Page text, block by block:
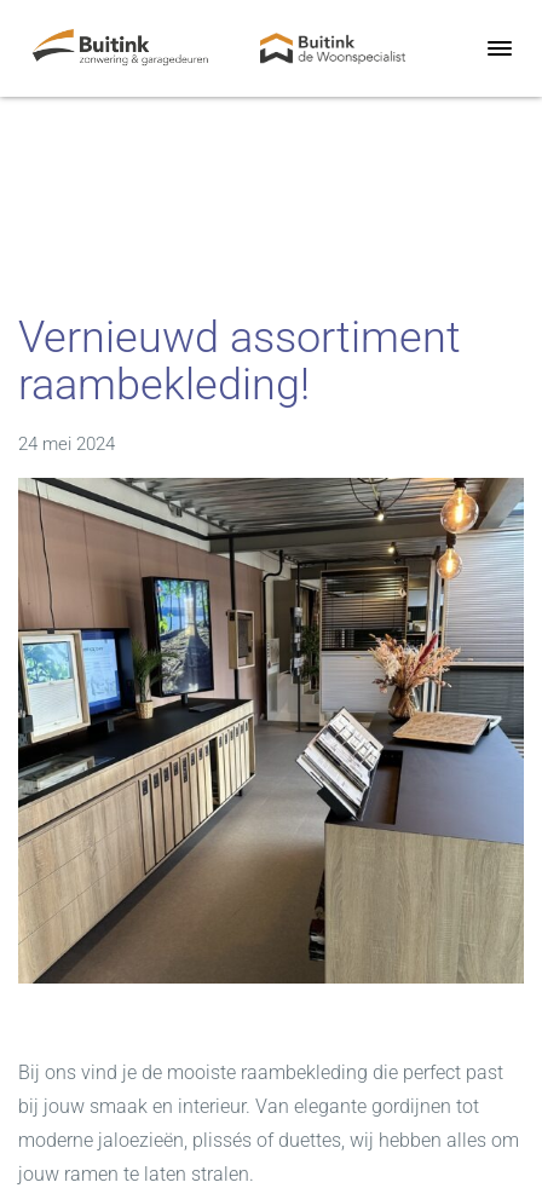
Vernieuwd assortiment
raambekleding!
24 mei 2024
Bij ons vind je de mooiste raambekleding die perfect past
bij jouw smaak en interieur. Van elegante gordijnen tot
moderne jaloezieën, plissés of duettes, wij hebben alles om
jouw ramen te laten stralen.